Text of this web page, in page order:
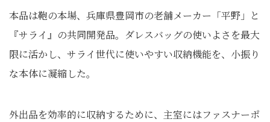
本品は鞄の本場、兵庫県豊岡市の老舗メーカー「平野」と
『サライ』の共同開発品。ダレスバッグの使いよさを最大
限に活かし、サライ世代に使いやすい収納機能を、小振り
な本体に凝縮した。
外出品を効率的に収納するために、主室にはファスナーポ